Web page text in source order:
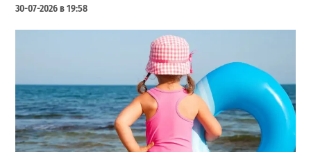
30-07-2026 в 19:58